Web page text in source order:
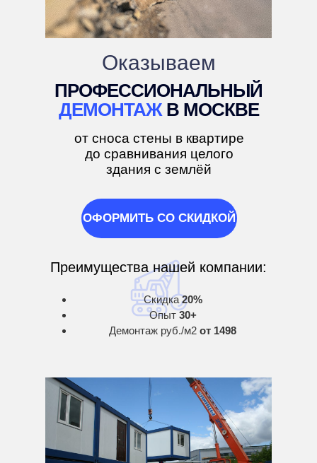
Оказываем
ПРОФЕССИОНАЛЬНЫЙ
ДЕМОНТАЖ В МОСКВЕ
ОФОРМИТЬ СО СКИДКОЙ
от сноса стены в квартире
до сравнивания целого
здания с землёй
Преимущества нашей компании:
Скидка20%
Опыт 30+
Демонтаж руб./м2 от 1498